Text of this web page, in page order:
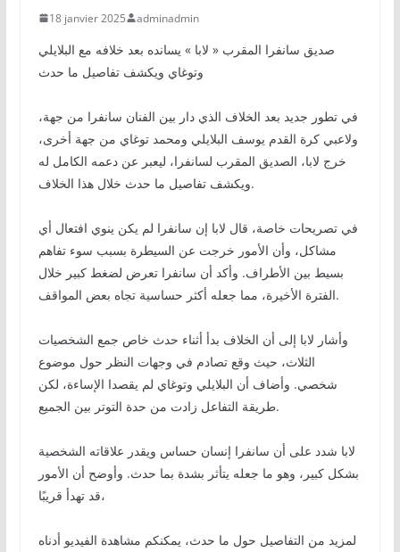
18 janvier 2025 adminadmin
صديق سانفرا المقرب « لابا » يسانده بعد خلافه مع البلايلي
وتوغاي ويكشف تفاصيل ما حدث
في تطور جديد بعد الخلاف الذي دار بين الفنان سانفرا من جهة،
ولاعبي كرة القدم يوسف البلايلي ومحمد توغاي من جهة أخرى،
خرج لابا، الصديق المقرب لسانفرا، ليعبر عن دعمه الكامل له
ويكشف تفاصيل ما حدث خلال هذا الخلاف.
في تصريحات خاصة، قال لابا إن سانفرا لم يكن ينوي افتعال أي
مشاكل، وأن الأمور خرجت عن السيطرة بسبب سوء تفاهم
بسيط بين الأطراف. وأكد أن سانفرا تعرض لضغط كبير خلال
الفترة الأخيرة، مما جعله أكثر حساسية تجاه بعض المواقف.
وأشار لابا إلى أن الخلاف بدأ أثناء حدث خاص جمع الشخصيات
الثلاث، حيث وقع تصادم في وجهات النظر حول موضوع
شخصي. وأضاف أن البلايلي وتوغاي لم يقصدا الإساءة، لكن
طريقة التفاعل زادت من حدة التوتر بين الجميع.
لابا شدد على أن سانفرا إنسان حساس ويقدر علاقاته الشخصية
بشكل كبير، وهو ما جعله يتأثر بشدة بما حدث. وأوضح أن الأمور
قد تهدأ قريبًا،
لمزيد من التفاصيل حول ما حدث، يمكنكم مشاهدة الفيديو أدناه